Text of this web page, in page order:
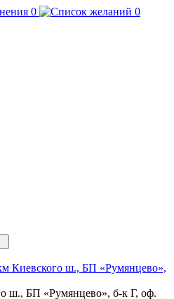
0 0
Киевского ш., БП «Румянцево»,
ш., БП «Румянцево», б-к Г, оф.